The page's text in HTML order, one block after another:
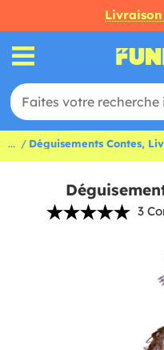
... Déguisements Contes,
3